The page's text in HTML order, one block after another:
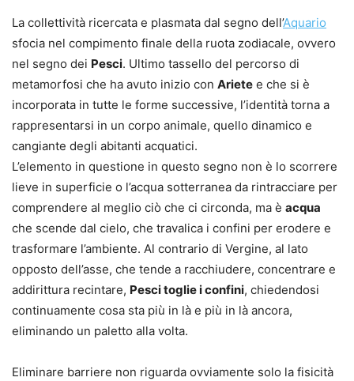
La collettività ricercata e plasmata dal segno dell’Aquario
sfocia nel compimento finale della ruota zodiacale, ovvero
nel segno dei Pesci. Ultimo tassello del percorso di
metamorfosi che ha avuto inizio con Ariete e che si è
incorporata in tutte le forme successive, l’identità torna a
rappresentarsi in un corpo animale, quello dinamico e
cangiante degli abitanti acquatici. ​
L’elemento in questione in questo segno non è lo scorrere
lieve in superficie o l’acqua sotterranea da rintracciare per
comprendere al meglio ciò che ci circonda, ma è acqua
che scende dal cielo, che travalica i confini per erodere e
trasformare l’ambiente. Al contrario di Vergine, al lato
opposto dell’asse, che tende a racchiudere, concentrare e
addirittura recintare, Pesci toglie i confini, chiedendosi
continuamente cosa sta più in là e più in là ancora,
eliminando un paletto alla volta.
Eliminare barriere non riguarda ovviamente solo la fisicità